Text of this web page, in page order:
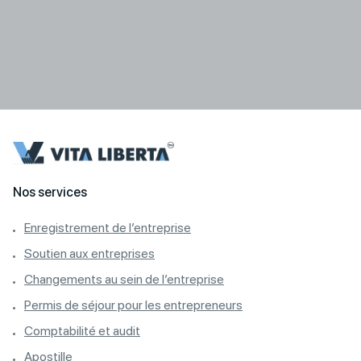
Nos services
Enregistrement de l’entreprise
Soutien aux entreprises
Changements au sein de l’entreprise
Permis de séjour pour les entrepreneurs
Comptabilité et audit
Apostille